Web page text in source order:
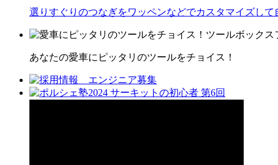
選りすぐりのつなぎをワッペンなどでカスタマイズして
あなたの愛車にピッタリのツールをチョイス！